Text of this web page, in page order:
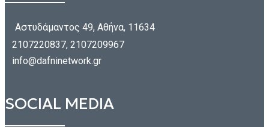
Αστυδάμαντος 49, Αθήνα, 11634
2107220837, 2107209967
info@dafninetwork.gr
SOCIAL MEDIA